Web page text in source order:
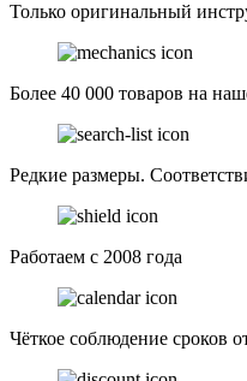
Только оригинальный
Более 40 000 товаров на
Редкие размеры.
Работаем с 2008 года
Чёткое соблюдение сроков